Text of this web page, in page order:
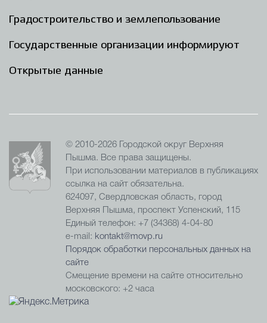
Градостроительство и землепользование
Государственные организации информируют
Открытые данные
© 2010-2026 Городской округ Верхняя
Пышма. Все права защищены.
При использовании материалов в публикациях
ссылка на сайт обязательна.
624097, Свердловская область, город
Верхняя Пышма, проспект Успенский, 115
Единый телефон: +7 (34368) 4-04-80
e-mail: kontakt@movp.ru
Порядок обработки персональных данных на
сайте
Смещение времени на сайте относительно
московского: +2 часа